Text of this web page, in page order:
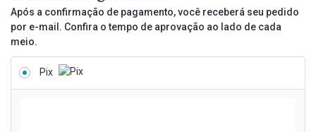
Após a confirmação de pagamento, você receberá seu pedido
por e-mail. Confira o tempo de aprovação ao lado de cada
meio.
Pix